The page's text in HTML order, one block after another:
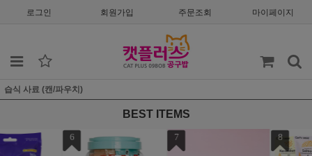
로그인 회원가입 주문조회 마이페이지
습식 사료 (캔/파우치)
BEST ITEMS